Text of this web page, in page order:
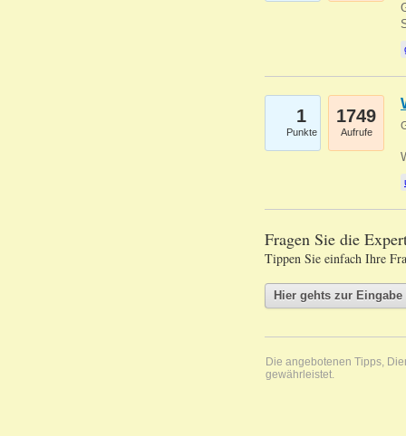
1
Punkte
1749
Aufrufe
Fragen Sie die
Tippen Sie einfach Ihre
Die angebotenen Tipps,
gewährleistet.